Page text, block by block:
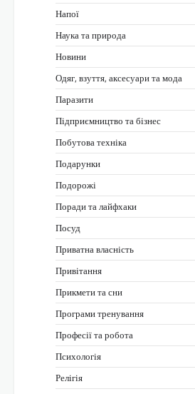
Напої
Наука та природа
Новини
Одяг, взуття, аксесуари та мода
Паразити
Підприємництво та бізнес
Побутова техніка
Подарунки
Подорожі
Поради та лайфхаки
Посуд
Приватна власність
Привітання
Прикмети та сни
Програми тренування
Професії та робота
Психологія
Релігія